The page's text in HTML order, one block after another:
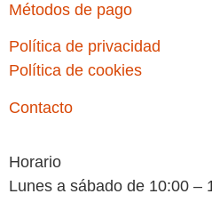
Métodos de pago
Política de privacidad
Política de cookies
Contacto
Horario
Lunes a sábado de 10:00 –